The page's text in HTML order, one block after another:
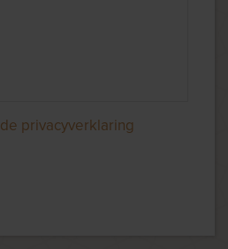
de privacyverklaring